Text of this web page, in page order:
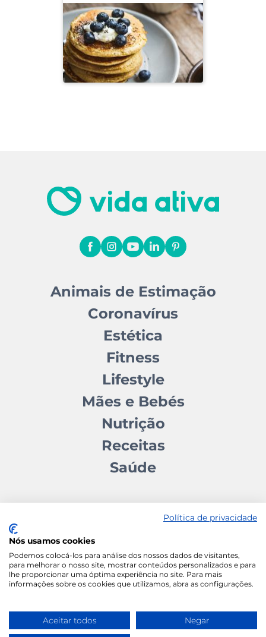
Animais de Estimação
Coronavírus
Estética
Fitness
Lifestyle
Mães e Bebés
Nutrição
Receitas
Saúde
Contactos Quem somos Autores
Estatuto Editorial
Ficha Técnica
Manifesto
Política de Privacidade
Política de privacidade
Nós usamos cookies
Podemos colocá-los para análise dos nossos dados de visitantes,
para melhorar o nosso site, mostrar conteúdos personalizados e para
lhe proporcionar uma óptima experiência no site. Para mais
informações sobre os cookies que utilizamos, abra as configurações.
Aceitar todos Negar